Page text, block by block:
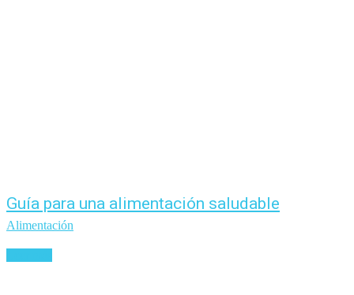
Guía para una alimentación saludable
Alimentación